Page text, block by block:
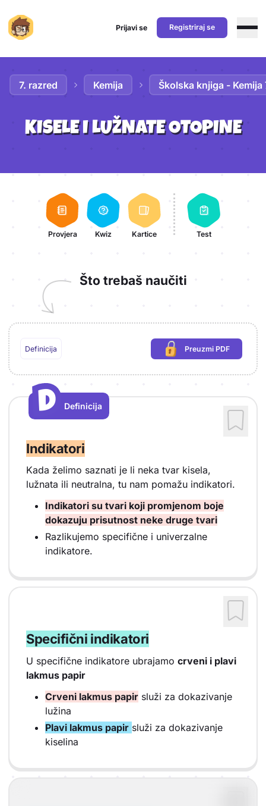
Prijavi se Registriraj se
7. razred Kemija Školska knjiga - Kemija
KISELE I LUŽNATE OTOPINE
Aktivnosti lekcije
Provjera Kwiz Kartice Test
Što trebaš naučiti
Definicija Preuzmi PDF
(potrebna prijava)
D
D
Definicija
Indikatori
Kada želimo saznati je li neka tvar kisela,
lužnata ili neutralna, tu nam pomažu indikatori.
Indikatori su tvari koji promjenom boje
dokazuju prisutnost neke druge tvari
Razlikujemo specifične i univerzalne
indikatore.
Specifični indikatori
U specifične indikatore ubrajamo crveni i plavi
lakmus papir
Crveni lakmus papir služi za dokazivanje
lužina
Plavi lakmus papir služi za dokazivanje
kiselina